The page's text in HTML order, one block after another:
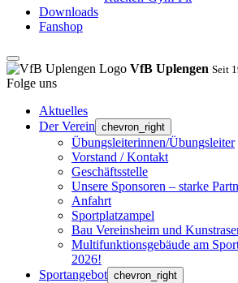
Downloads
Fanshop
VfB Uplengen Seit
Folge uns
Aktuelles
Der Verein chevron_right
Übungsleiterinnen/Übungsleiter
Vorstand / Kontakt
Geschäftsstelle
Unsere Sponsoren – starke
Anfahrt
Sportplatzampel
Bau Vereinsheim und
Multifunktionsgebäude am
2026!
Sportangebot chevron_right